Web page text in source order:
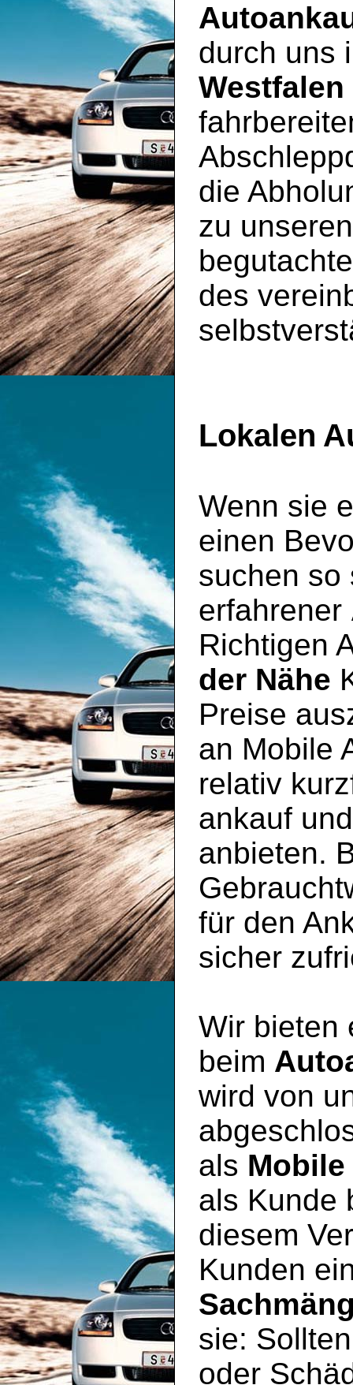
durch uns
Westfalen
die
zu
des
Lokalen
Wenn sie
einen
suchen so
erfahrener
Richtigen
der Nähe
Preise
an Mobile
relativ
ankauf
anbieten.
für den
sicher
Wir bieten
beim
wird von
als
als Kunde
diesem
Kunden
sie:
oder